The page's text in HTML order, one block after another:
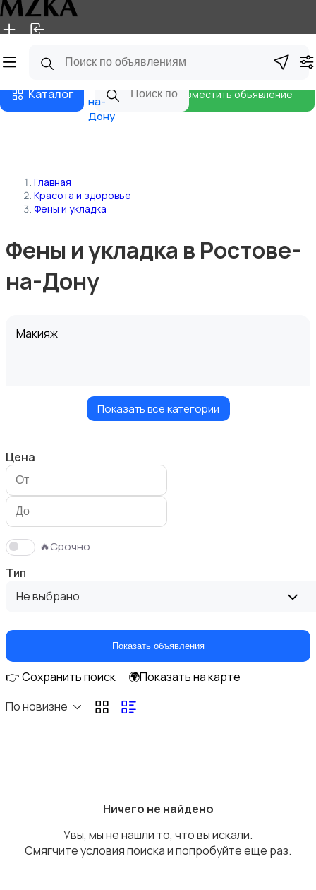
Главная Магазины
Каталог
Ростов-
на-
Дону
Разместить объявление
Главная
Красота и здоровье
Фены и укладка
Фены и укладка в Ростове-
на-Дону
Макияж
Товары для здоровья
Уход за волосами
Показать все категории
Цена
🔥Срочно
Тип
Не выбрано
Показать объявления
👉 Сохранить поиск
🌍Показать на карте
По новизне
Ничего не найдено
Увы, мы не нашли то, что вы искали.
Смягчите условия поиска и попробуйте еще раз.